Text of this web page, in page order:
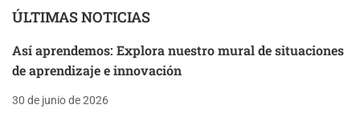
ÚLTIMAS NOTICIAS
Así aprendemos: Explora nuestro mural de situaciones
de aprendizaje e innovación
30 de junio de 2026